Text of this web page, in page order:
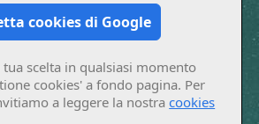
cookies di Google
scelta in qualsiasi momento
cookies' a fondo pagina. Per
a leggere la nostracookies